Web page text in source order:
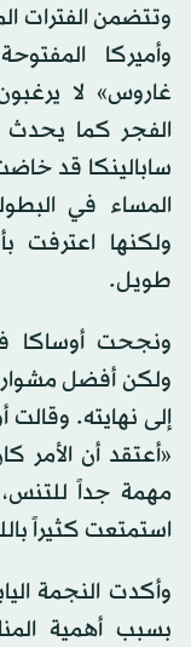
وتتضمن الفترات
وأميركا
غاروس» لا
الفجر كما يحدث
سابالينكا قد
ولكنها
طويل.
ونجحت أوساكا
ولكن أفضل
إلى نهايته. وقالت
«أعتقد أن الأمر
مهمة جداً
استمتعت كثيراً
وأكدت النجمة
بسبب أهمية